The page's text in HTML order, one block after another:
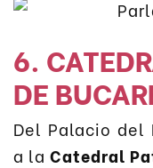
6.
DE
Del Palacio del
a laCatedral